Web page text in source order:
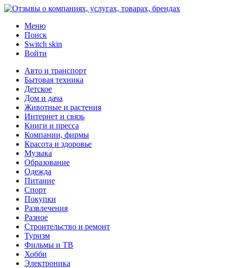
Меню
Поиск
Switch skin
Войти
Авто и транспорт
Бытовая техника
Детское
Дом и дача
Животные и растения
Интернет и связь
Книги и пресса
Компании, фирмы
Красота и здоровье
Музыка
Образование
Одежда
Питание
Спорт
Покупки
Развлечения
Разное
Строительство и ремонт
Туризм
Фильмы и ТВ
Хобби
Электроника